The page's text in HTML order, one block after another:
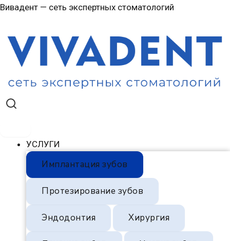
Перейти
содержимому
Вивадент — сеть экспертных стоматологий
УСЛУГИ
Имплантация зубов
Протезирование зубов
Эндодонтия Хирургия
Навигация
записям